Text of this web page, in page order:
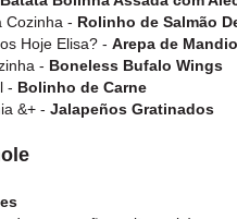
Cozinha - Rolinho de Salmão
Hoje Elisa? - Arepa de
- Boneless Bufalo Wings
- Bolinho de Carne
&+ - Jalapeños Gratinados